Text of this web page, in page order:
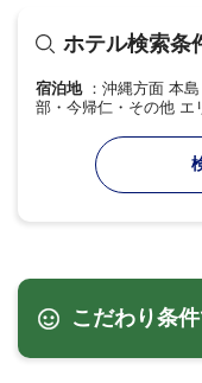
ホテル検索条
宿泊地
沖縄方面 本
部・今帰仁・その他 エ
こだわり条